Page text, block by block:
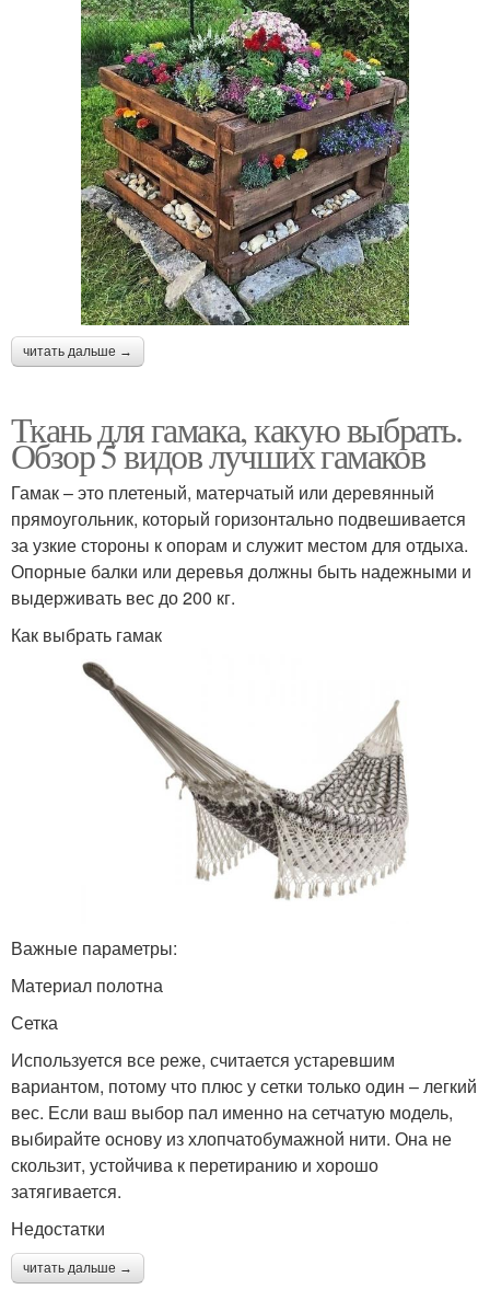
читать дальше →
Ткань для гамака, какую выбрать.
Обзор 5 видов лучших гамаков
Гамак – это плетеный, матерчатый или деревянный
прямоугольник, который горизонтально подвешивается
за узкие стороны к опорам и служит местом для отдыха.
Опорные балки или деревья должны быть надежными и
выдерживать вес до 200 кг.
Как выбрать гамак
Важные параметры:
Материал полотна
Сетка
Используется все реже, считается устаревшим
вариантом, потому что плюс у сетки только один – легкий
вес. Если ваш выбор пал именно на сетчатую модель,
выбирайте основу из хлопчатобумажной нити. Она не
скользит, устойчива к перетиранию и хорошо
затягивается.
Недостатки
читать дальше →